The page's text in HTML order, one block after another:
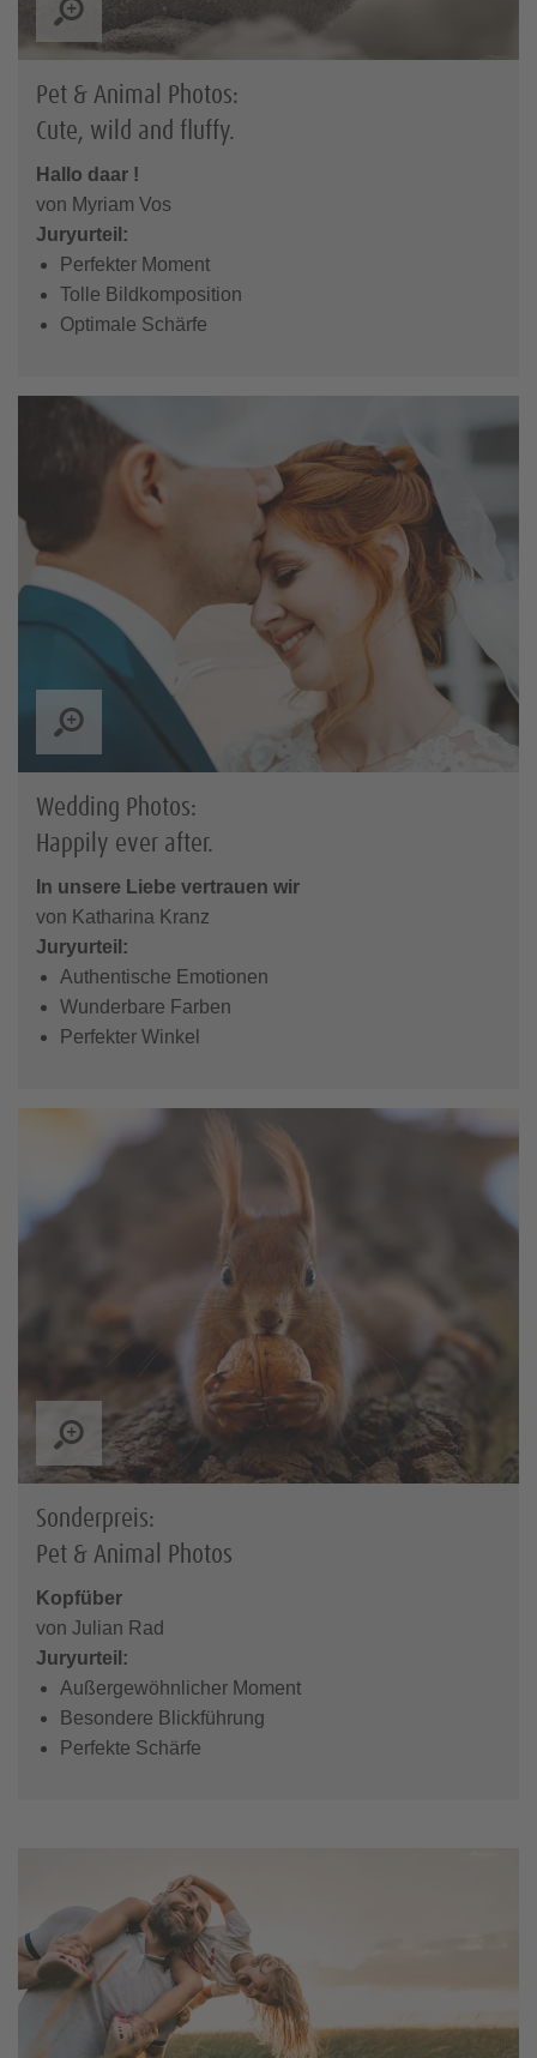
Pet & Animal Photos:
Cute, wild and fluffy.
Hallo daar !
von Myriam Vos
Juryurteil:
Perfekter Moment
Tolle Bildkomposition
Optimale Schärfe
Wedding Photos:
Happily ever after.
In unsere Liebe vertrauen wir
von Katharina Kranz
Juryurteil:
Authentische Emotionen
Wunderbare Farben
Perfekter Winkel
Sonderpreis:
Pet & Animal Photos
Kopfüber
von Julian Rad
Juryurteil:
Außergewöhnlicher Moment
Besondere Blickführung
Perfekte Schärfe